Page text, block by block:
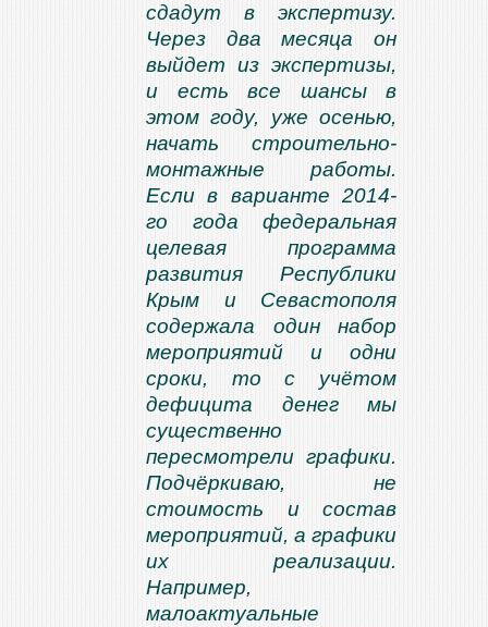
сдадут в экспертизу.
Через два месяца он
выйдет из экспертизы,
и есть все шансы в
этом году, уже осенью,
начать строительно-
монтажные работы.
Если в варианте 2014-
го года федеральная
целевая программа
развития Республики
Крым и Севастополя
содержала один набор
мероприятий и одни
сроки, то с учётом
дефицита денег мы
существенно
пересмотрели графики.
Подчёркиваю, не
стоимость и состав
мероприятий, а графики
их реализации.
Например,
малоактуальные